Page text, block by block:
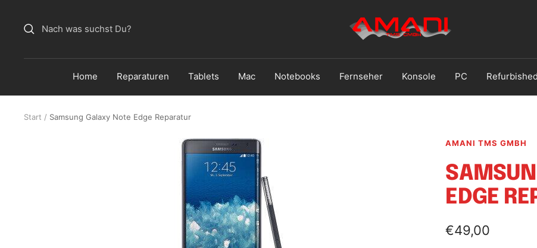
Handy
Reparatur
Home Reparaturen Tablets Mac Notebooks Fernseher Konsole PC Refurbished
Start Samsung Galaxy Note Edge Reparatur
AMANI TMS GMBH
EDGE
Angebotspreis
€49,00